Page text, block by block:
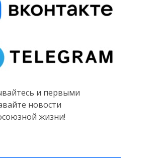
и первыми
новости
жизни!